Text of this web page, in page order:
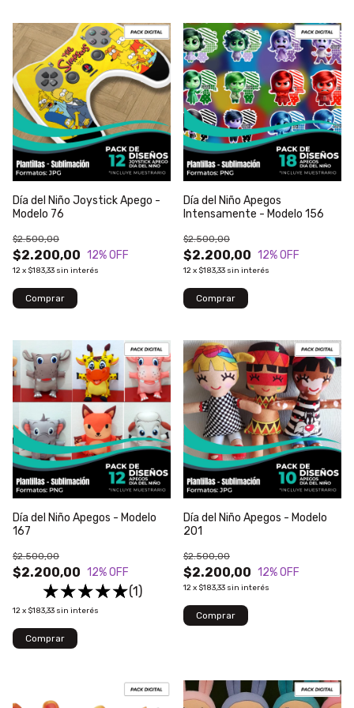
Día del Niño Joystick Apego -
Modelo 76
$2.200,00
$2.500,00
12% OFF
12x $183,33 sin interés
Día del Niño Apegos
Intensamente - Modelo 156
$2.200,00
$2.500,00
12% OFF
12x $183,33 sin interés
Día del Niño Apegos - Modelo
167
$2.200,00
$2.500,00
12% OFF
(1)
12x $183,33 sin interés
Día del Niño Apegos - Modelo
201
$2.200,00
$2.500,00
12% OFF
12x $183,33 sin interés